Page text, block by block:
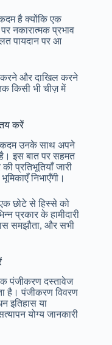
है क्योंकि एक
नकारात्मक प्रभाव
पायदान पर आ
और दाखिल करने
किसी भी चीज़ में
तय करें
कदम उनके साथ अपने
है। इस बात पर सहमत
प्रतिभूतियाँ जारी
निभाएँगी।
छोटे से हिस्से को
प्रकार के हामीदारी
समझौता, और सभी
पंजीकरण दस्तावेज
है। पंजीकरण विवरण
इतिहास या
योग्य जानकारी